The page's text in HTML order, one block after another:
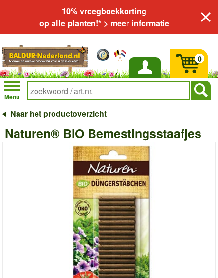
10% vroegboekkorting
op alle planten!* > meer informatie
Inloggen
Menu
0
Naar het productoverzicht
Naturen® BIO Bemestingsstaafjes